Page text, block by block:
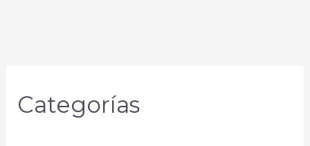
Categorías